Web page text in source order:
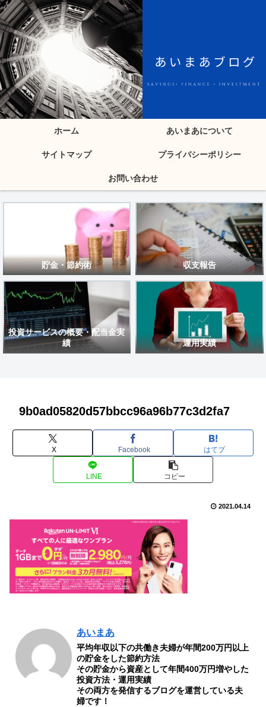
ホーム あいまあについて
サイトマップ プライバシーポリシー
お問い合わせ
貯金・節約術 収支報告
投資サービスの概要・配当金実
績
運用実績
9b0ad05820d57bbcc96a96b77c3d2fa7
X Facebook はてブ
LINE コピー
2021.04.14
あいまあ
平均年収以下の共働き夫婦が年間200万円以上
の貯金をした節約方法
その貯金から資産として年間400万円増やした
投資方法・運用実績
その両方を発信するブログを運営している夫
婦です！